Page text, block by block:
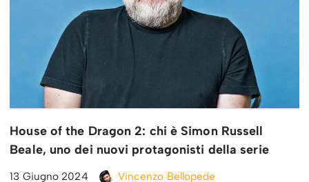
House of the Dragon 2: chi è Simon Russell
Beale, uno dei nuovi protagonisti della serie
13 Giugno 2024 Vincenzo Bellopede